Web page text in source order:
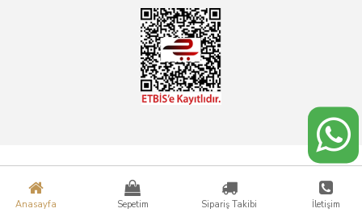
Anasayfa Sepetim Sipariş Takibi İletişim